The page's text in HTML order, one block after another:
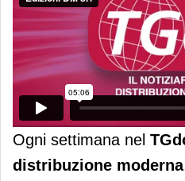
Ogni settimana nel
distribuzione moderna